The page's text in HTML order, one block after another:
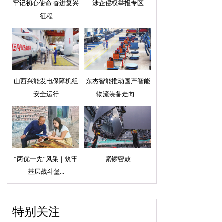
牢记初心使命 奋进复兴
征程
涉企侵权举报专区
山西兴能发电保障机组
安全运行
东杰智能推动国产智能
物流装备走向...
“两优一先”风采｜筑牢
基层战斗堡...
紧锣密鼓
特别关注